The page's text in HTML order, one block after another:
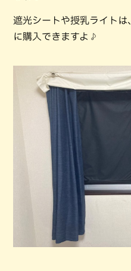
遮光シートや授乳ライト
に購入できますよ♪